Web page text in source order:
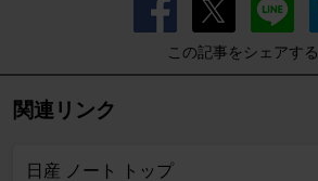
この記事をシェアする
関連リンク
日産 ノート トップ